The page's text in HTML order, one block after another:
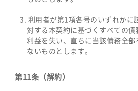
利用者が第1項各号のいずれかに
対する本契約に基づくすべての債
利益を失い、直ちに当該債務全部
ないものとします。
第11条（解約）